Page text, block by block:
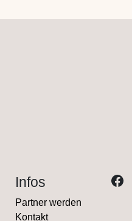
Infos
Partner werden
Kontakt